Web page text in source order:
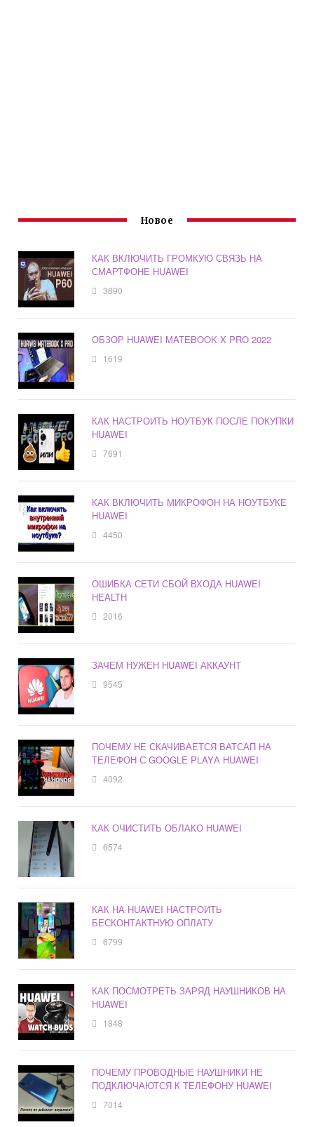
Новое
КАК ВКЛЮЧИТЬ ГРОМКУЮ СВЯЗЬ НА
СМАРТФОНЕ HUAWEI
3890
ОБЗОР HUAWEI MATEBOOK X PRO 2022
1619
КАК НАСТРОИТЬ НОУТБУК ПОСЛЕ ПОКУПКИ
HUAWEI
7691
КАК ВКЛЮЧИТЬ МИКРОФОН НА НОУТБУКЕ
HUAWEI
4450
ОШИБКА СЕТИ СБОЙ ВХОДА HUAWEI
HEALTH
2016
ЗАЧЕМ НУЖЕН HUAWEI АККАУНТ
9545
ПОЧЕМУ НЕ СКАЧИВАЕТСЯ ВАТСАП НА
ТЕЛЕФОН С GOOGLE PLAYА HUAWEI
4092
КАК ОЧИСТИТЬ ОБЛАКО HUAWEI
6574
КАК НА HUAWEI НАСТРОИТЬ
БЕСКОНТАКТНУЮ ОПЛАТУ
6799
КАК ПОСМОТРЕТЬ ЗАРЯД НАУШНИКОВ НА
HUAWEI
1848
ПОЧЕМУ ПРОВОДНЫЕ НАУШНИКИ НЕ
ПОДКЛЮЧАЮТСЯ К ТЕЛЕФОНУ HUAWEI
7014